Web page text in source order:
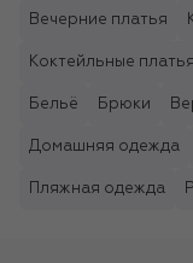
Вечерние платья
Коктейльные платья
Бельё Брюки
Домашняя одежда
Пляжная одежда